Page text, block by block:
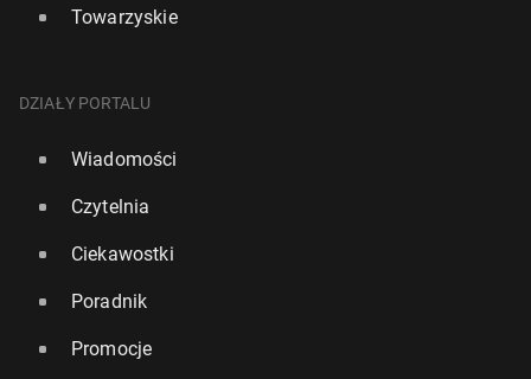
Towarzyskie
DZIAŁY PORTALU
Wiadomości
Czytelnia
Ciekawostki
Poradnik
Promocje